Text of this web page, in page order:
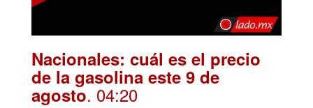
Nacionales: cuál es el precio
de la gasolina este 9 de
agosto. 04:20